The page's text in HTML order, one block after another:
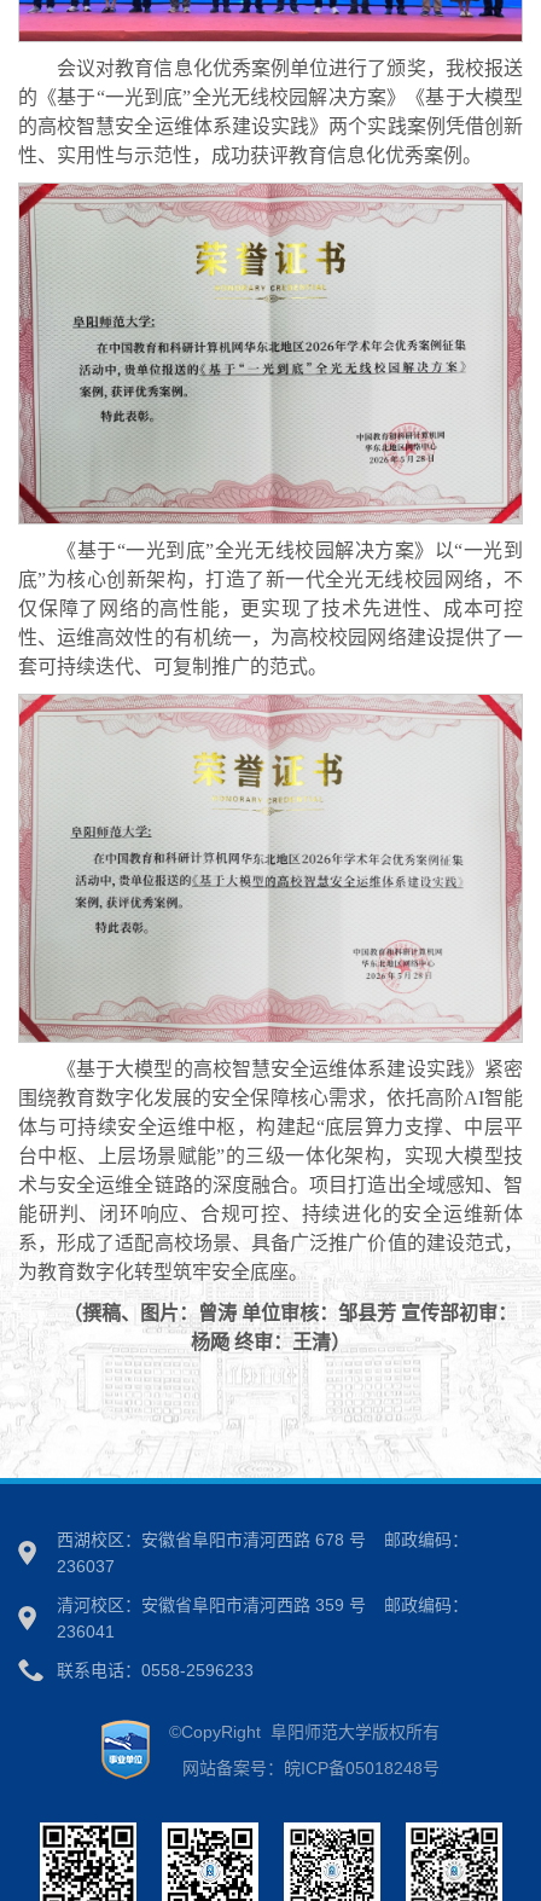
会议对教育信息化优秀案例单位进行了颁奖，我校报送
的《基于“一光到底”全光无线校园解决方案》《基于大模型
的高校智慧安全运维体系建设实践》两个实践案例凭借创新
性、实用性与示范性，成功获评教育信息化优秀案例。
《基于“一光到底”全光无线校园解决方案》以“一光到
底”为核心创新架构，打造了新一代全光无线校园网络，不
仅保障了网络的高性能，更实现了技术先进性、成本可控
性、运维高效性的有机统一，为高校校园网络建设提供了一
套可持续迭代、可复制推广的范式。
《基于大模型的高校智慧安全运维体系建设实践》紧密
围绕教育数字化发展的安全保障核心需求，依托高阶AI智能
体与可持续安全运维中枢，构建起“底层算力支撑、中层平
台中枢、上层场景赋能”的三级一体化架构，实现大模型技
术与安全运维全链路的深度融合。项目打造出全域感知、智
能研判、闭环响应、合规可控、持续进化的安全运维新体
系，形成了适配高校场景、具备广泛推广价值的建设范式，
为教育数字化转型筑牢安全底座。
（撰稿、图片：曾涛 单位审核：邹县芳 宣传部初审：
杨飏 终审：王清）
西湖校区：安徽省阜阳市清河西路 678 号
邮政编码：
236037
清河校区：安徽省阜阳市清河西路 359 号
邮政编码：
236041
联系电话：0558-2596233
©CopyRight 阜阳师范大学版权所有
网站备案号：皖ICP备05018248号